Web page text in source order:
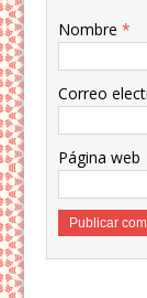
Nombre*
Correo
Página web